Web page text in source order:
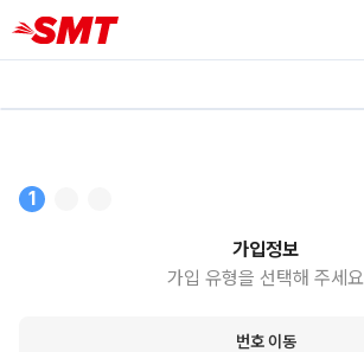
1
가입정보
가입 유형을 선택해 주세요
번호 이동